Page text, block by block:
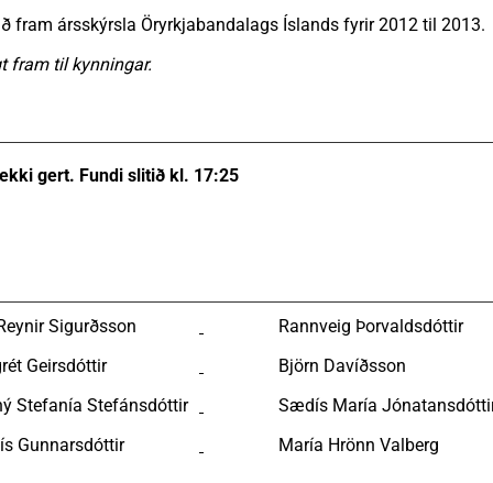
fram ársskýrsla Öryrkjabandalags Íslands fyrir 2012 til 2013.
fram til kynningar.
gert. Fundi slitið kl. 17:25
Sigurðsson
Rannveig Þorvaldsdóttir
Geirsdóttir
Björn Davíðsson
Stefanía Stefánsdóttir
Sædís María
Gunnarsdóttir
María Hrönn Valberg